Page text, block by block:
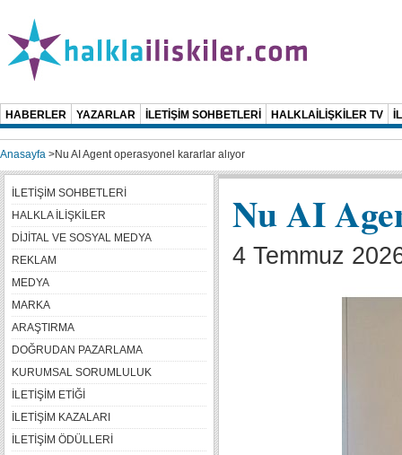
HABERLER YAZARLAR İLETİŞİM SOHBETLERİ HALKLAİLİŞKİLER TV
Anasayfa >Nu AI Agent operasyonel kararlar alıyor
Nu AI
4 Temmuz
İLETİŞİM SOHBETLERİ
HALKLA İLİŞKİLER
DİJİTAL VE SOSYAL MEDYA
REKLAM
MEDYA
MARKA
ARAŞTIRMA
DOĞRUDAN PAZARLAMA
KURUMSAL SORUMLULUK
İLETİŞİM ETİĞİ
İLETİŞİM KAZALARI
İLETİŞİM ÖDÜLLERİ